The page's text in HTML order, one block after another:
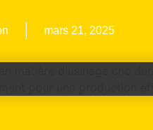
mars 21, 2025